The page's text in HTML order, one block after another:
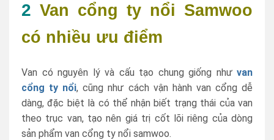
2 Van cổng ty nổi Samwoo
có nhiều ưu điểm
Van có nguyên lý và cấu tạo chung giống như van
cổng ty nổi, cũng như cách vận hành van cổng dễ
dàng, đặc biệt là có thể nhận biết trạng thái của van
theo trục van, tạo nên giá trị cốt lõi riêng của dòng
sản phẩm van cổng ty nổi samwoo.